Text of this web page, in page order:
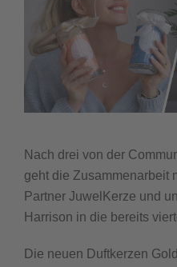
Nach drei von der
geht die Zusammenarbeit
Partner JuwelKerze und
Harrison in die bereits
Die neuen Duftkerzen